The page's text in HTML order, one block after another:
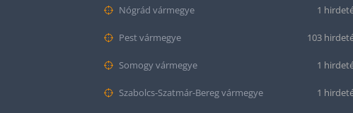
Nógrád vármegye 1
Pest vármegye 103
Somogy vármegye 1
Szabolcs-Szatmár-Bereg vármegye 1